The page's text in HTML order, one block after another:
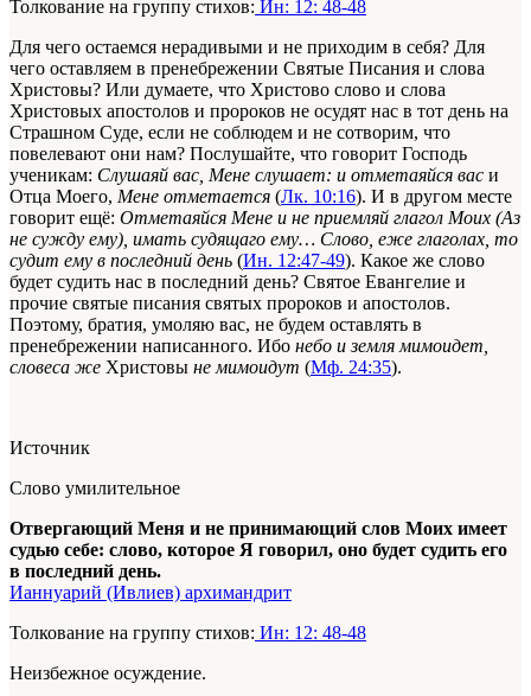
Толкование на группу стихов: Ин: 12: 48-48
Для чего остаемся нерадивыми и не приходим в себя? Для
чего оставляем в пренебрежении Святые Писания и слова
Христовы? Или думаете, что Христово слово и слова
Христовых апостолов и пророков не осудят нас в тот день на
Страшном Суде, если не соблюдем и не сотворим, что
повелевают они нам? Послушайте, что говорит Господь
ученикам: Слушаяй вас, Мене слушает: и отметаяйся вас и
Отца Моего, Мене отметается (Лк. 10:16). И в другом месте
говорит ещё: Отметаяйся Мене и не приемляй глагол Моих (Аз
не сужду ему), имать судящаго ему… Слово, еже глаголах, то
судит ему в последний день (Ин. 12:47-49). Какое же слово
будет судить нас в последний день? Святое Евангелие и
прочие святые писания святых пророков и апостолов.
Поэтому, братия, умоляю вас, не будем оставлять в
пренебрежении написанного. Ибо небо и земля мимоидет,
словеса же Христовы не мимоидут (Мф. 24:35).
Источник
Слово умилительное
Отвергающий Меня и не принимающий слов Моих имеет
судью себе: слово, которое Я говорил, оно будет судить его
в последний день.
Ианнуарий (Ивлиев) архимандрит
Толкование на группу стихов: Ин: 12: 48-48
Неизбежное осуждение.